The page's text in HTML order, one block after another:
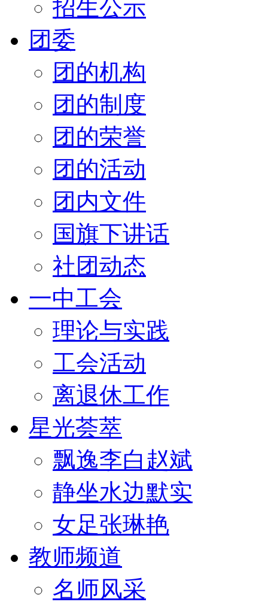
招生公示
团委
团的机构
团的制度
团的荣誉
团的活动
团内文件
国旗下讲话
社团动态
一中工会
理论与实践
工会活动
离退休工作
星光荟萃
飘逸李白赵斌
静坐水边默实
女足张琳艳
教师频道
名师风采